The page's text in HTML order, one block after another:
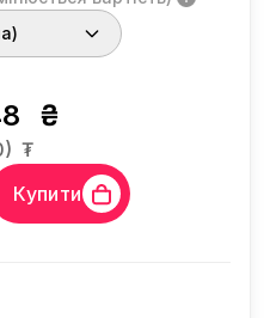
₴
₮
Купити